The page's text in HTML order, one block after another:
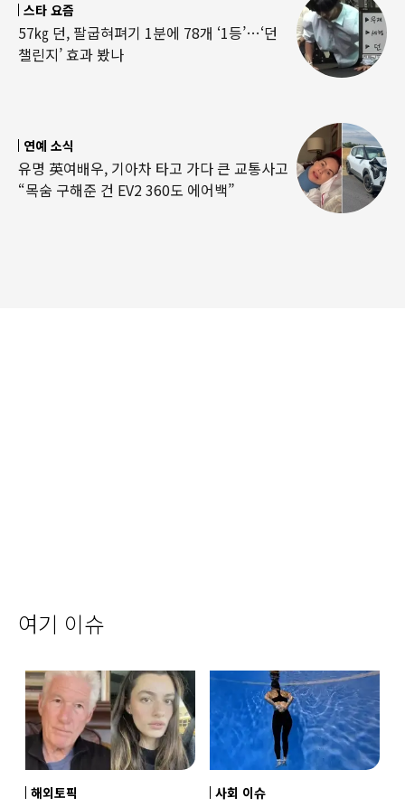
스타 요즘
57㎏ 던, 팔굽혀펴기 1분에 78개 ‘1등’…‘던
챌린지’ 효과 봤나
연예 소식
유명 英여배우, 기아차 타고 가다 큰 교통사고
“목숨 구해준 건 EV2 360도 에어백”
여기 이슈
해외토픽 사회 이슈